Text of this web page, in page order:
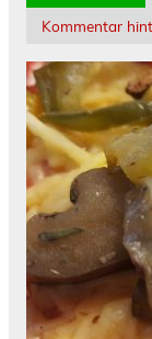
Kommentar